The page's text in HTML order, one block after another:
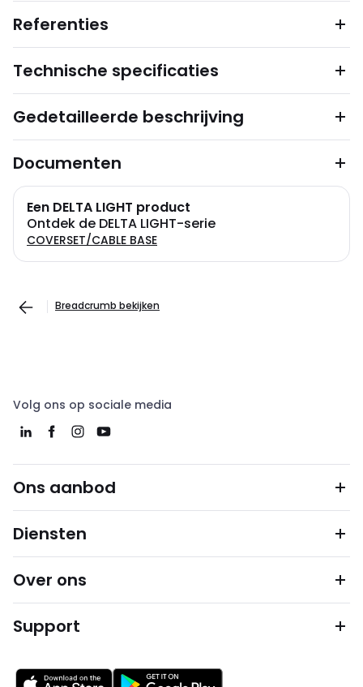
Referenties
Technische specificaties
Gedetailleerde beschrijving
Documenten
Een DELTA LIGHT product
Ontdek de DELTA LIGHT-serie
COVERSET/CABLE BASE
Breadcrumb bekijken
Volg ons op sociale media
Ons aanbod
Diensten
Over ons
Support